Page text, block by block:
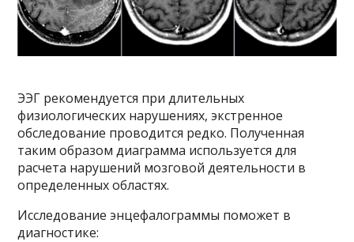
ЭЭГ рекомендуется при длительных
физиологических нарушениях, экстренное
обследование проводится редко. Полученная
таким образом диаграмма используется для
расчета нарушений мозговой деятельности в
определенных областях.
Исследование энцефалограммы поможет в
диагностике: